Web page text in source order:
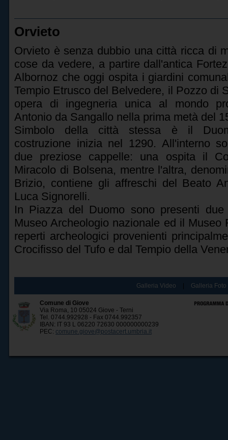
Orvieto
Orvieto è senza dubbio una città ricca di
cose da vedere, a partire dall'antica
Albornoz che oggi ospita i giardini
Tempio Etrusco del Belvedere, il Pozzo di
opera di ingegneria unica al mondo
Antonio da Sangallo nella prima metà del
Simbolo della città stessa è il
costruzione inizia nel 1290. All'interno
due preziose cappelle: una ospita il
Miracolo di Bolsena, mentre l'altra,
Brizio, contiene gli affreschi del Beato
Luca Signorelli.
In Piazza del Duomo sono presenti
Museo Archeologio nazionale ed il
reperti archeologici provenienti
Crocifisso del Tufo e dal Tempio della
Galleria Video Galleria Foto
Comune di Giove
Via Roma, 10 05024 Giove - Terni
Tel. 0744.992928 - Fax 0744.992357
IBAN: IT 93 L 06220 72630 000000000239
PEC: comune.giove@postacert.umbria.it